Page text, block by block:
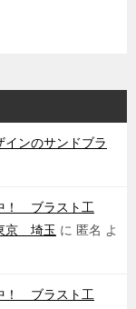
ンのサンドブラ
！ ブラスト工
京 埼玉 に 匿名 よ
！ ブラスト工